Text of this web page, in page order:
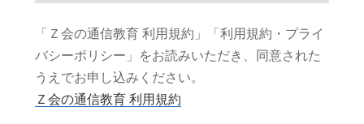
「Ｚ会の通信教育 利用規約」「利用規約・プライ
バシーポリシー」をお読みいただき、同意された
うえでお申し込みください。
Ｚ会の通信教育 利用規約